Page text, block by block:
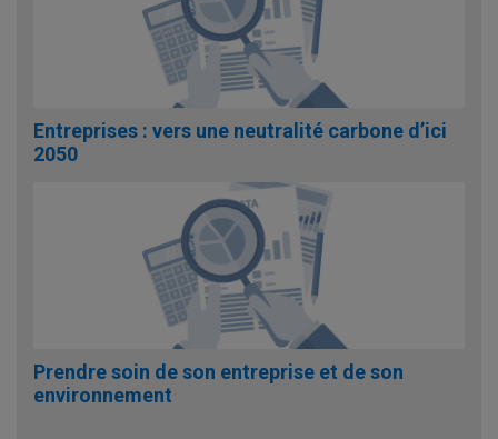
Entreprises : vers une neutralité carbone d’ici
2050
Prendre soin de son entreprise et de son
environnement